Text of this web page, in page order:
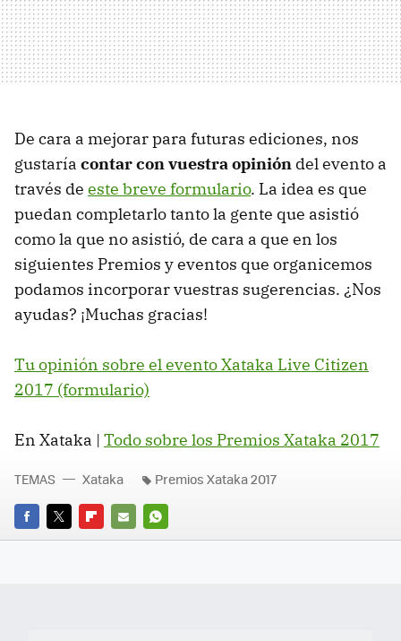
De cara a mejorar para futuras ediciones, nos
gustaría contar con vuestra opinión del evento a
través de este breve formulario. La idea es que
puedan completarlo tanto la gente que asistió
como la que no asistió, de cara a que en los
siguientes Premios y eventos que organicemos
podamos incorporar vuestras sugerencias. ¿Nos
ayudas? ¡Muchas gracias!
Tu opinión sobre el evento Xataka Live Citizen
2017 (formulario)
En Xataka | Todo sobre los Premios Xataka 2017
FACEBOOK
TWITTERFLIPBOARD
E-
WHATSAPP
TEMAS Xataka Premios Xataka 2017